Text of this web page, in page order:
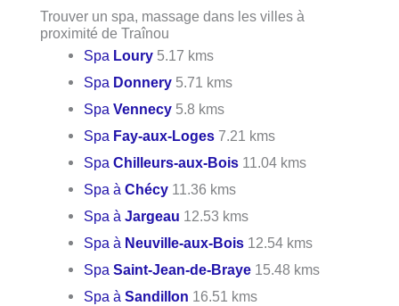
Trouver un spa, massage dans les villes à
proximité de Traînou
Spa Loury 5.17 kms
Spa Donnery 5.71 kms
SpaVennecy 5.8 kms
Spa Fay-aux-Loges 7.21 kms
SpaChilleurs-aux-Bois 11.04 kms
Spa àChécy 11.36 kms
Spa àJargeau 12.53 kms
Spa à Neuville-aux-Bois 12.54 kms
SpaSaint-Jean-de-Braye 15.48 kms
Spa àSandillon 16.51 kms